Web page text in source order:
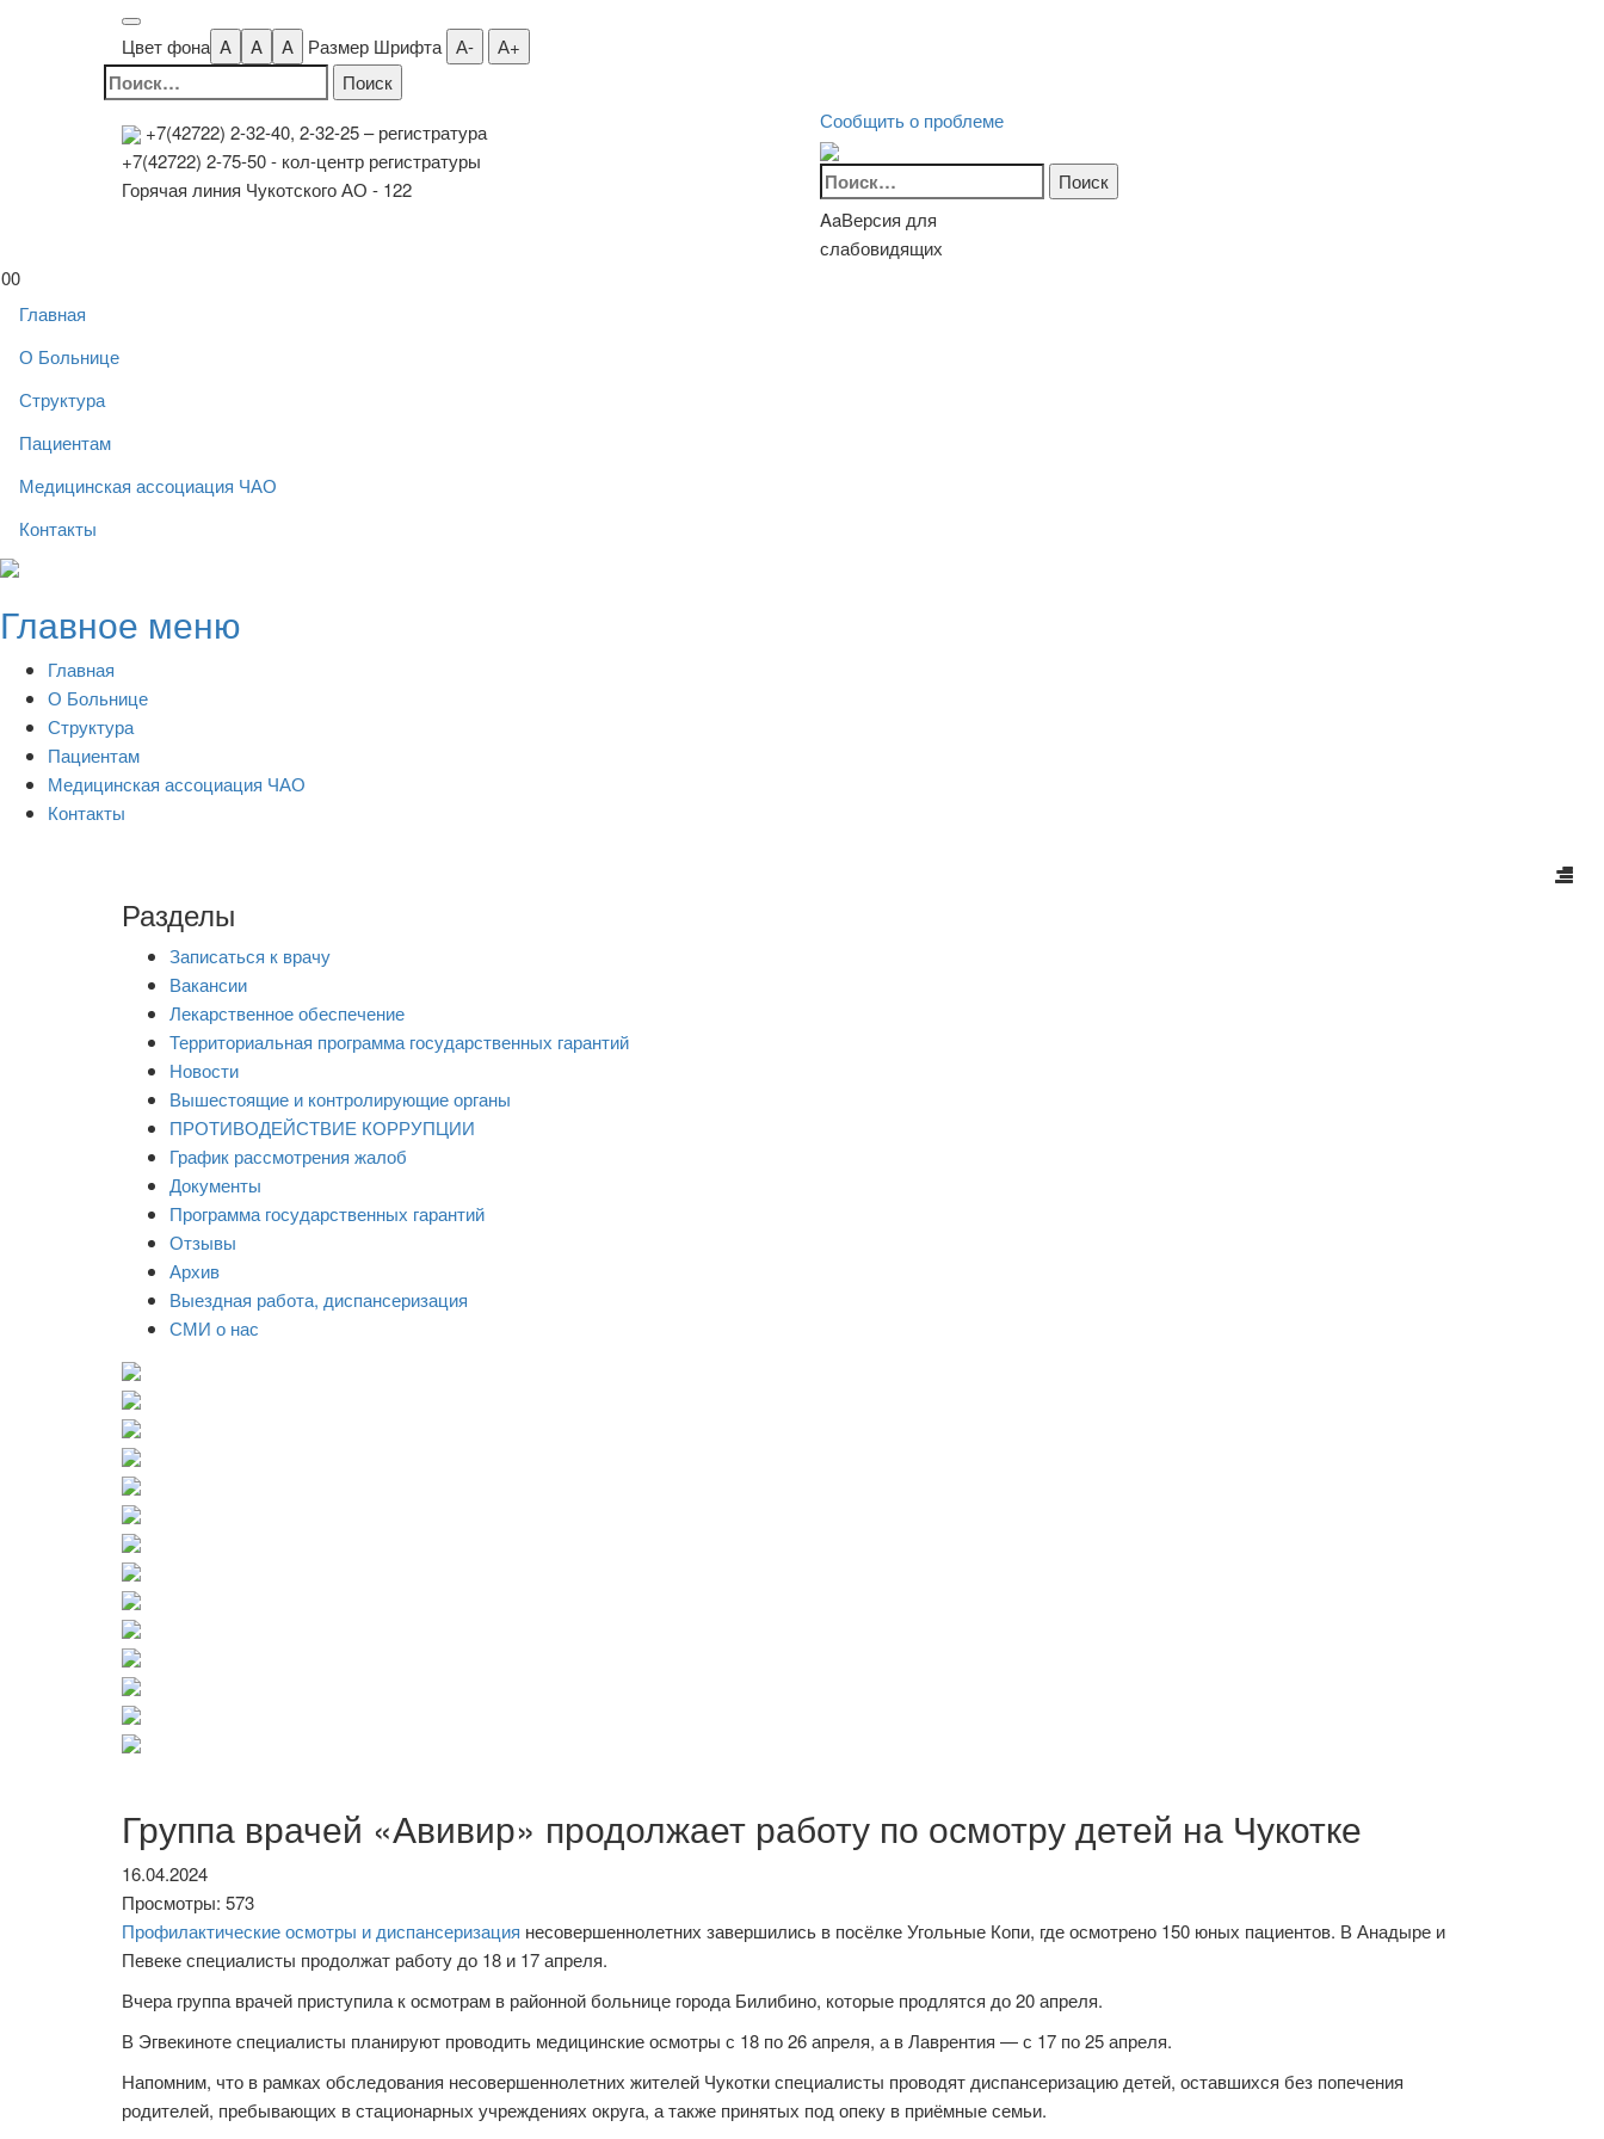
Цвет фона A A A Размер Шрифта А- А+
Найти:
+7(42722) 2-32-40, 2-32-25– регистратура
+7(42722) 2-75-50 - кол-центр регистратуры
Горячая линия Чукотского АО - 122
Сообщить о проблеме
Найти:
AaВерсия для
слабовидящих
00
Главная
О Больнице
Структура
Пациентам
Медицинская ассоциация ЧАО
Контакты
Skip
content
Главное меню
Главная
О Больнице
Структура
Пациентам
Медицинская ассоциация ЧАО
Контакты
Разделы
Записаться к врачу
Вакансии
Лекарственное обеспечение
Территориальная программа государственных гарантий
Новости
Вышестоящие и контролирующие органы
ПРОТИВОДЕЙСТВИЕ КОРРУПЦИИ
График рассмотрения жалоб
Документы
Программа государственных гарантий
Отзывы
Архив
Выездная работа, диспансеризация
СМИ о нас
Группа врачей «Авивир» продолжает работу по осмотру детей на Чукотке
16.04.2024
Просмотры: 573
Профилактические осмотры и диспансеризация несовершеннолетних завершились в посёлке Угольные Копи, где осмотрено 150 юных пациентов. В Анадыре и
Певеке специалисты продолжат работу до 18 и 17 апреля.
Вчера группа врачей приступила к осмотрам в районной больнице города Билибино, которые продлятся до 20 апреля.
В Эгвекиноте специалисты планируют проводить медицинские осмотры с 18 по 26 апреля, а в Лаврентия — с 17 по 25 апреля.
Напомним, что в рамках обследования несовершеннолетних жителей Чукотки специалисты проводят диспансеризацию детей, оставшихся без попечения
родителей, пребывающих в стационарных учреждениях округа, а также принятых под опеку в приёмные семьи.